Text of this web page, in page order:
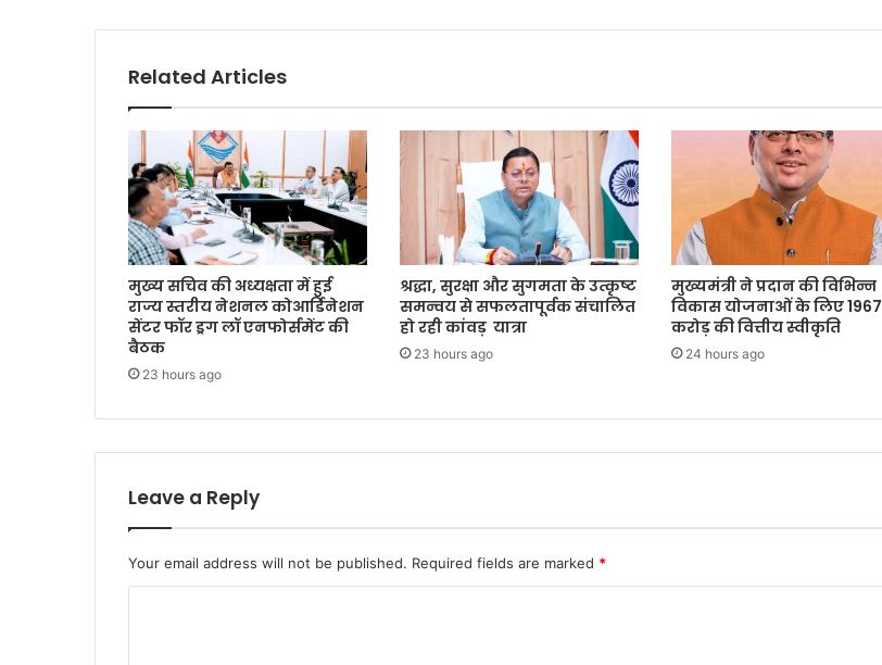
Related Articles
मुख्य सचिव की अध्यक्षता में हुई
राज्य स्तरीय नेशनल कोआर्डिनेशन
सेंटर फॉर ड्रग लॉ एनफोर्समेंट की
बैठक
23 hours ago
श्रद्धा, सुरक्षा और सुगमता के उत्कृष्ट
समन्वय से सफलतापूर्वक संचालित
हो रही कांवड़ यात्रा
23 hours ago
मुख्यमंत्री ने प्रदान की विभिन्न
विकास योजनाओं के लिए 1967
करोड़ की वित्तीय स्वीकृति
24 hours ago
Leave a Reply
Your email address will not be published. Required fields are marked *